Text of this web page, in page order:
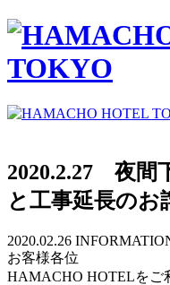
2020.2.27 夜間
と工事延長のお
2020.02.26
お客様各位
HAMACHO HOTELをご